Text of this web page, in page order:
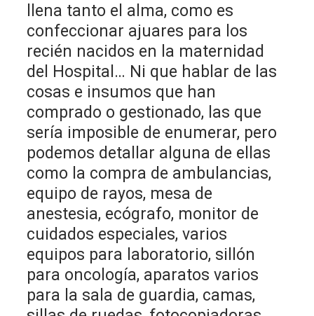
llena tanto el alma, como es
confeccionar ajuares para los
recién nacidos en la maternidad
del Hospital… Ni que hablar de las
cosas e insumos que han
comprado o gestionado, las que
sería imposible de enumerar, pero
podemos detallar alguna de ellas
como la compra de ambulancias,
equipo de rayos, mesa de
anestesia, ecógrafo, monitor de
cuidados especiales, varios
equipos para laboratorio, sillón
para oncología, aparatos varios
para la sala de guardia, camas,